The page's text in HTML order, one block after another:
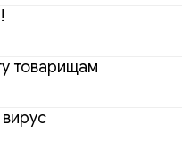
товарищам